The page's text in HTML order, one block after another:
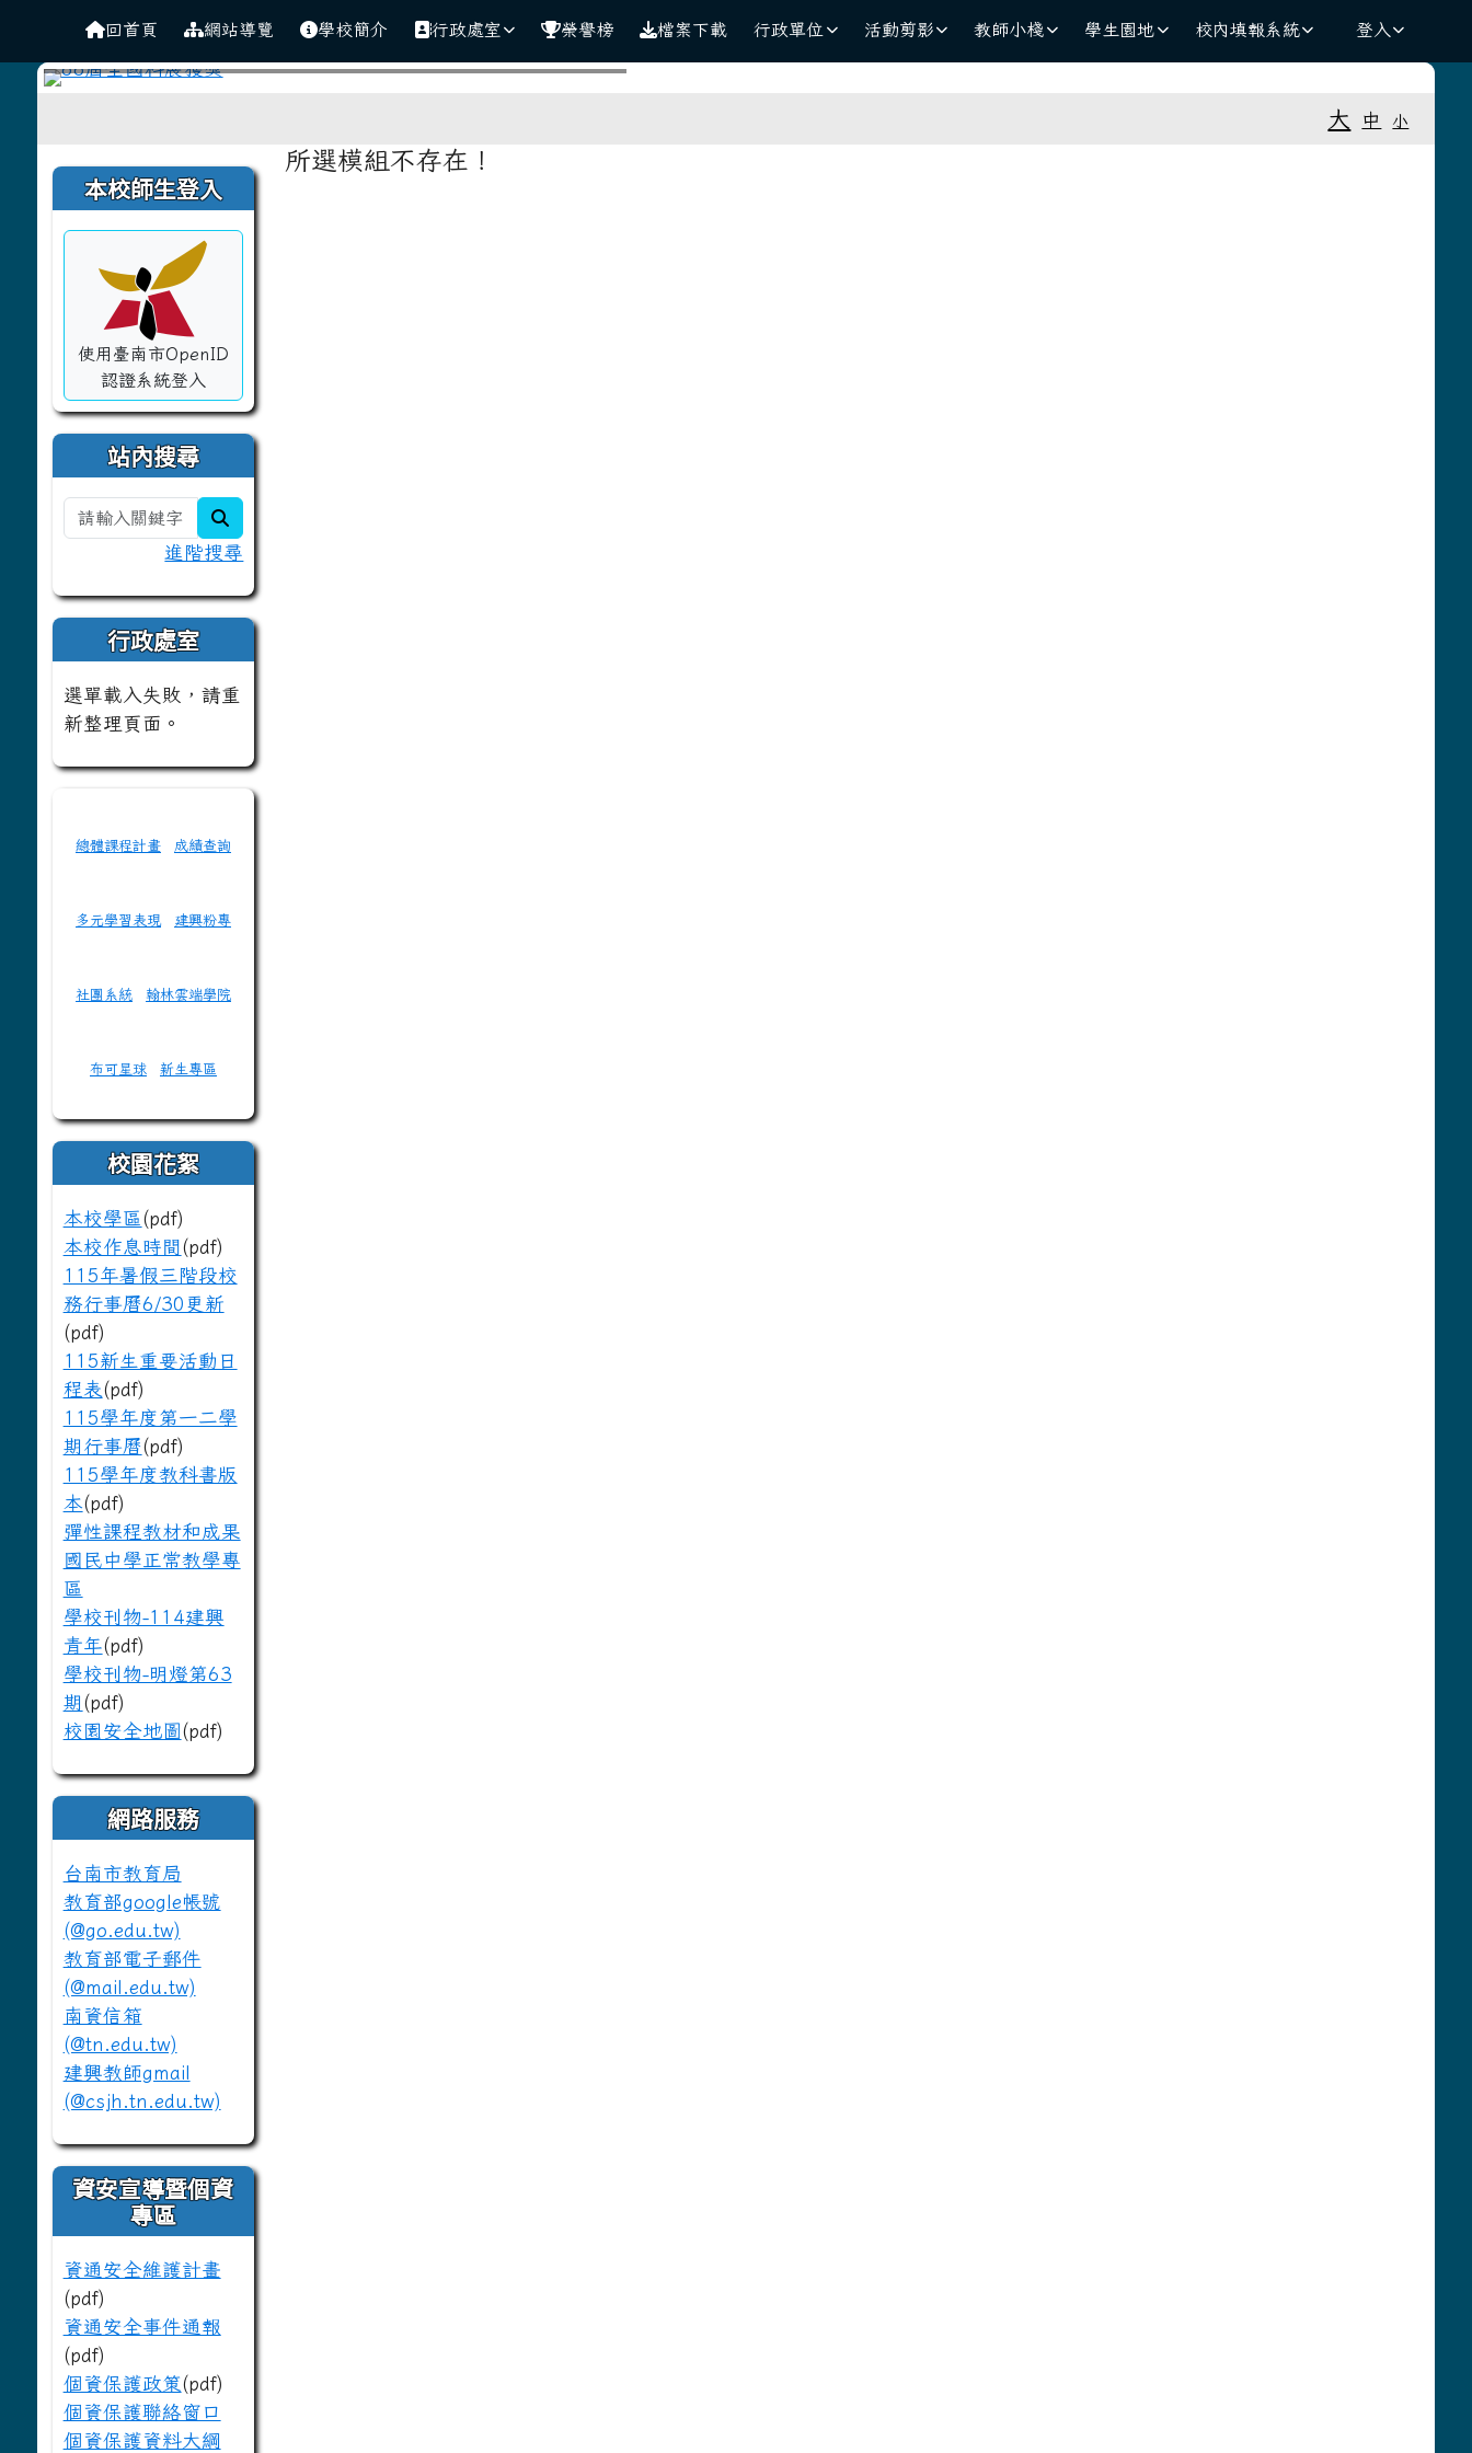
建興國中
導覽列回首頁 網站導覽 學校簡介 行政處室 榮譽榜 檔案下載 行政單位 活動剪影 教師小棧 學生園地 校內填報系統 登入
大 中 小
左邊區域內容
本校師生登入
使用臺南市OpenID
認證系統登入
站內搜尋
進階搜尋
行政處室
選單載入失敗，請重
新整理頁面。
總體課程計畫 成績查詢
多元學習表現 建興粉專
社團系統 翰林雲端學院
布可星球 新生專區
校園花絮
本校學區 (pdf)
本校作息時間 (pdf)
115年暑假三階段校
務行事曆6/30更新
(pdf)
115新生重要活動日
程表(pdf)
115學年度第一二學
期行事曆(pdf)
115學年度教科書版
本(pdf)
彈性課程教材和成果
國民中學正常教學專
區
學校刊物-114建興
青年(pdf)
學校刊物-明燈第63
期 (pdf)
校園安全地圖 (pdf)
網路服務
台南市教育局
教育部google帳號
(@go.edu.tw)
教育部電子郵件
(@mail.edu.tw)
南資信箱
(@tn.edu.tw)
建興教師gmail
(@csjh.tn.edu.tw)
資安宣導暨個資
專區
資通安全維護計畫
(pdf)
資通安全事件通報
(pdf)
個資保護政策(pdf)
個資保護聯絡窗口
個資保護資料大綱
主內容區域
所選模組不存在！
頁尾區域